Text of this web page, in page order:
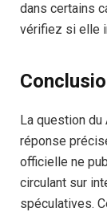
dans certains
vérifiez si elle
La question du
réponse
officielle ne
circulant sur
spéculatives.